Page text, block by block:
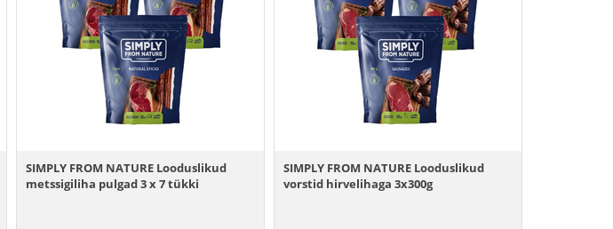
SIMPLY FROM NATURE Looduslikud
metssigiliha pulgad 3 x 7 tükki
SIMPLY FROM NATURE Looduslikud
vorstid hirvelihaga 3x300g